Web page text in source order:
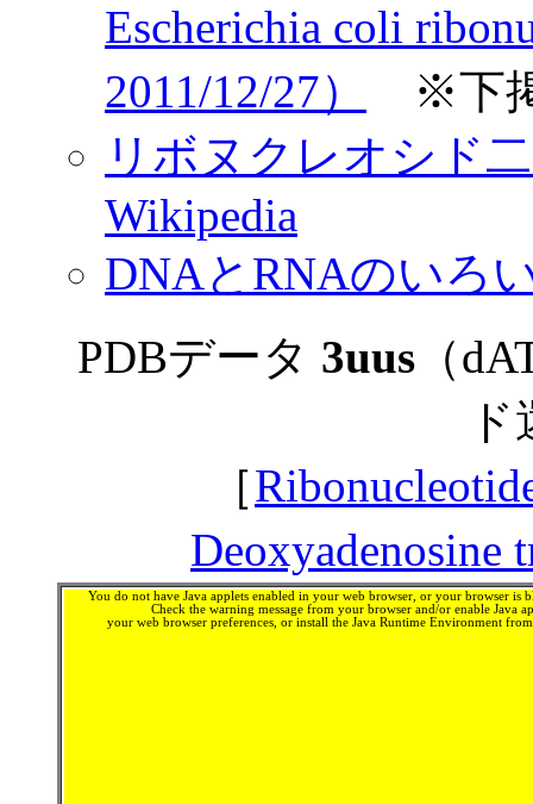
Escherichia coli
2011/12/27）
※下
リボヌクレオシド
Wikipedia
DNAとRNAのいろ
PDBデータ 3uus（
［
Deoxyadenosine
You do not have Java applets enabled in your web browser, or your browser is
Check the warning message from your browser and/or enable Java
your web browser preferences, or install the Java Runtime Environment